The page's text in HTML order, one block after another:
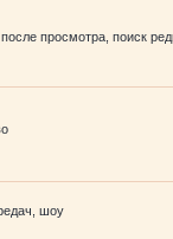
просмотра, поиск
шоу